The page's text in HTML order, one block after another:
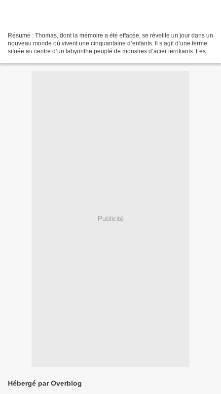
Résumé : Thomas, dont la mémoire a été effacée, se réveille un jour dans un
nouveau monde où vivent une cinquantaine d’enfants. Il s’agit d’une ferme
située au centre d’un labyrinthe peuplé de monstres d’acier terrifiants. Les
Publicité
Hébergé par Overblog